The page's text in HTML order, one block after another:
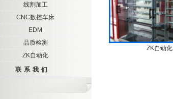
线割加工
CNC数控车床
EDM
品质检测
ZK自动化
联系我们
ZK自动化